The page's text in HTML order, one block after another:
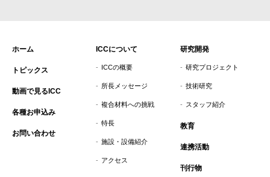
ホーム
トピックス
動画で見るICC
各種お申込み
お問い合わせ
ICCについて
ICCの概要
所長メッセージ
複合材料への挑戦
特長
施設・設備紹介
アクセス
研究開発
研究プロジェクト
技術研究
スタッフ紹介
教育
連携活動
刊行物